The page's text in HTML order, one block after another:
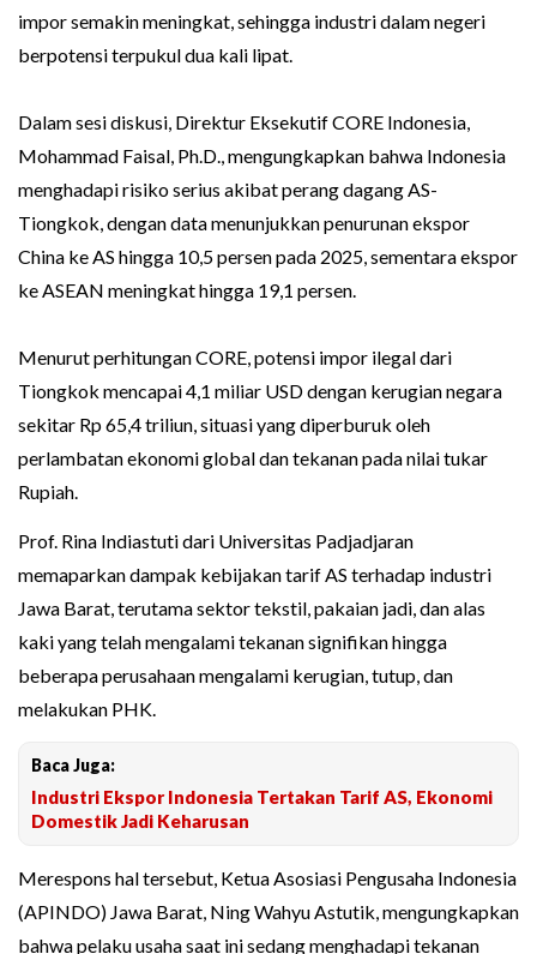
impor semakin meningkat, sehingga industri dalam negeri
berpotensi terpukul dua kali lipat.
Dalam sesi diskusi, Direktur Eksekutif CORE Indonesia,
Mohammad Faisal, Ph.D., mengungkapkan bahwa Indonesia
menghadapi risiko serius akibat perang dagang AS-
Tiongkok, dengan data menunjukkan penurunan ekspor
China ke AS hingga 10,5 persen pada 2025, sementara ekspor
ke ASEAN meningkat hingga 19,1 persen.
Menurut perhitungan CORE, potensi impor ilegal dari
Tiongkok mencapai 4,1 miliar USD dengan kerugian negara
sekitar Rp 65,4 triliun, situasi yang diperburuk oleh
perlambatan ekonomi global dan tekanan pada nilai tukar
Rupiah.
Prof. Rina Indiastuti dari Universitas Padjadjaran
memaparkan dampak kebijakan tarif AS terhadap industri
Jawa Barat, terutama sektor tekstil, pakaian jadi, dan alas
kaki yang telah mengalami tekanan signifikan hingga
beberapa perusahaan mengalami kerugian, tutup, dan
melakukan PHK.
Baca Juga:
Industri Ekspor Indonesia Tertakan Tarif AS, Ekonomi
Domestik Jadi Keharusan
Merespons hal tersebut, Ketua Asosiasi Pengusaha Indonesia
(APINDO) Jawa Barat, Ning Wahyu Astutik, mengungkapkan
bahwa pelaku usaha saat ini sedang menghadapi tekanan